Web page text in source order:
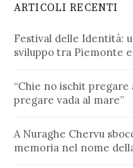
ARTICOLI RECENTI
Festival delle Identità:
sviluppo tra Piemonte
“Chie no ischit
pregare vada al mare”
A Nuraghe Chervu
memoria nel nome